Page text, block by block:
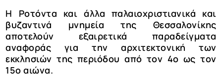
Η Ροτόντα και άλλα παλαιοχριστιανικά και
βυζαντινά μνημεία της Θεσσαλονίκης
αποτελούν εξαιρετικά παραδείγματα
αναφοράς για την αρχιτεκτονική των
εκκλησιών της περιόδου από τον 4ο ως τον
15ο αιώνα.